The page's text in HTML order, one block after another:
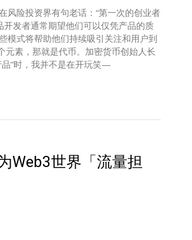
险投资界有句老话：“第一次的创业者
发者通常期望他们可以仅凭产品的质
模式将帮助他们持续吸引关注和用户到
素，那就是代币。加密货币创始人长
”时，我并不是在开玩笑—
Web3世界「流量担